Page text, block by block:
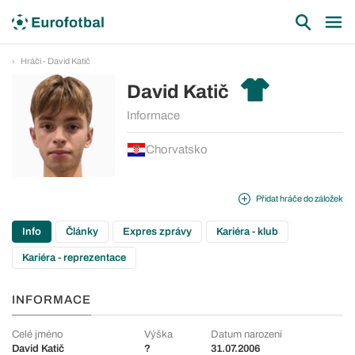
Hráči - David Katič
David Katič
Informace
Chorvatsko
Přidat hráče do záložek
Info Články Expres zprávy Kariéra - klub
Kariéra - reprezentace
INFORMACE
Celé jméno
David Katič
Výška
?
Datum narození
31.07.2006